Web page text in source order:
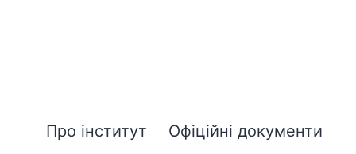
Про інститут Офіційні документи